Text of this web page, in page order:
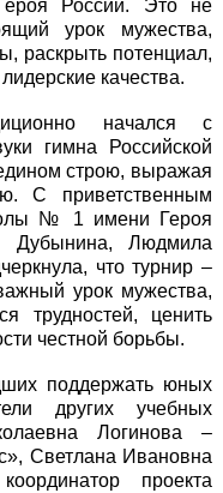
России. Это не
урок мужества,
раскрыть потенциал,
качества.
начался с
гимна Российской
строю, выражая
С приветственным
№ 1 имени Героя
Дубынина, Людмила
что турнир –
урок мужества,
трудностей, ценить
честной борьбы.
поддержать юных
других учебных
Логинова –
Светлана Ивановна
проекта